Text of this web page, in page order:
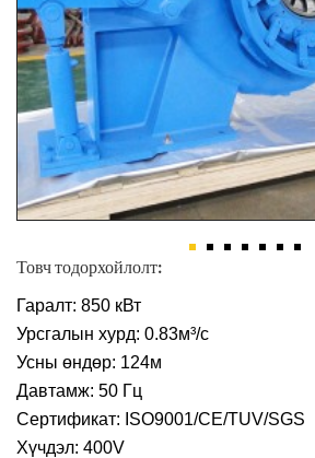
Товч тодорхойлолт:
Гаралт: 850 кВт
Урсгалын хурд: 0.83м³/с
Усны өндөр: 124м
Давтамж: 50 Гц
Сертификат: ISO9001/CE/TUV/SGS
Хүчдэл: 400V